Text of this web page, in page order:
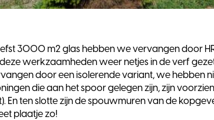
3000 m2 glas hebben we vervangen door
werkzaamheden weer netjes in de verf
door een isolerende variant, we hebben
die aan het spoor gelegen zijn, zijn
En ten slotte zijn de spouwmuren van de
plaatje zo!